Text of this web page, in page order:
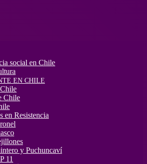
social en Chile
EN CHILE
Chile
en Resistencia
y Puchuncaví
11